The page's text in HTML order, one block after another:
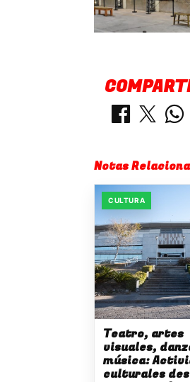
Notas
CULTURA
Teatro, artes
visuales,
música:
culturales